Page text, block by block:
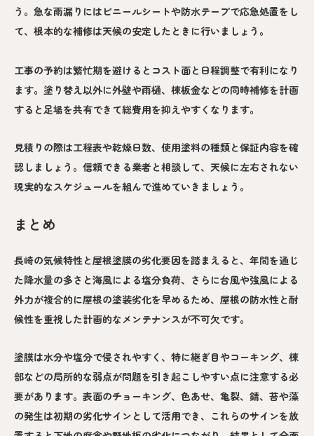
う。急な雨漏りにはビニールシートや防水テープで応急処置をし
て、根本的な補修は天候の安定したときに行いましょう。
工事の予約は繁忙期を避けるとコスト面と日程調整で有利になり
ます。塗り替え以外に外壁や雨樋、棟板金などの同時補修を計画
すると足場を共有できて総費用を抑えやすくなります。
見積りの際は工程表や乾燥日数、使用塗料の種類と保証内容を確
認しましょう。信頼できる業者と相談して、天候に左右されない
現実的なスケジュールを組んで進めていきましょう。
まとめ
長崎の気候特性と屋根塗膜の劣化要因を踏まえると、年間を通じ
た降水量の多さと海風による塩分負荷、さらに台風や強風による
外力が複合的に屋根の塗装劣化を早めるため、屋根の防水性と耐
候性を重視した計画的なメンテナンスが不可欠です。
塗膜は水分や塩分で侵されやすく、特に継ぎ目やコーキング、棟
部などの局所的な弱点が問題を引き起こしやすい点に注意する必
要があります。表面のチョーキング、色あせ、亀裂、錆、苔や藻
の発生は初期の劣化サインとして活用でき、これらのサインを放